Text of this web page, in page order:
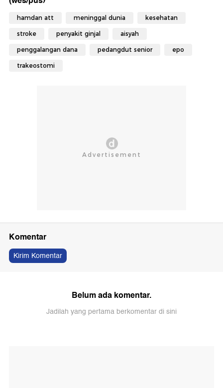
hamdan att meninggal dunia kesehatan
stroke penyakit ginjal aisyah
penggalangan dana pedangdut senior epo
trakeostomi
Komentar
Kirim Komentar
Belum ada komentar.
Jadilah yang pertama berkomentar di sini